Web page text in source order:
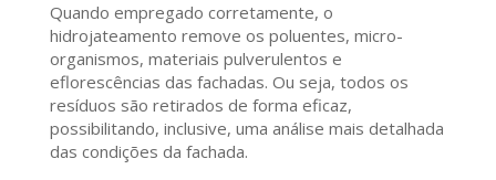
Quando empregado corretamente, o
hidrojateamento remove os poluentes, micro-
organismos, materiais pulverulentos e
eflorescências das fachadas. Ou seja, todos os
resíduos são retirados de forma eficaz,
possibilitando, inclusive, uma análise mais detalhada
das condições da fachada.